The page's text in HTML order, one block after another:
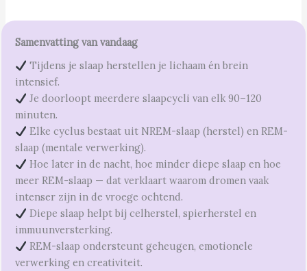
Samenvatting van vandaag
Tijdens je slaap herstellen je lichaam én brein
intensief.
Je doorloopt meerdere slaapcycli van elk 90–120
minuten.
Elke cyclus bestaat uit NREM-slaap (herstel) en REM-
slaap (mentale verwerking).
Hoe later in de nacht, hoe minder diepe slaap en hoe
meer REM-slaap — dat verklaart waarom dromen vaak
intenser zijn in de vroege ochtend.
Diepe slaap helpt bij celherstel, spierherstel en
immuunversterking.
REM-slaap ondersteunt geheugen, emotionele
verwerking en creativiteit.